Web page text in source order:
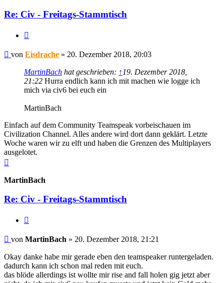
Re: Civ - Freitags-Stammtisch
Beitrag
von Eisdrache » 20. Dezember 2018, 20:03
MartinBach hat geschrieben: ↑ 19. Dezember 2018,
21:22 Hurra endlich kann ich mit machen wie logge ich
mich via civ6 bei euch ein
MartinBach
Einfach auf dem Community Teamspeak vorbeischauen im
Civilization Channel. Alles andere wird dort dann geklärt. Letzte
Woche waren wir zu elft und haben die Grenzen des Multiplayers
ausgelotet.
MartinBach
Re: Civ - Freitags-Stammtisch
Beitrag
von MartinBach » 20. Dezember 2018, 21:21
Okay danke habe mir gerade eben den teamspeaker runtergeladen.
dadurch kann ich schon mal reden mit euch.
das blöde allerdings ist wollte mir rise and fall holen gig jetzt aber